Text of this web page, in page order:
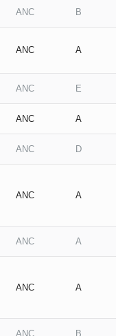
ANC B
ANC A
ANC E
ANC A
ANC D
ANC A
ANC A
ANC A
ANC B